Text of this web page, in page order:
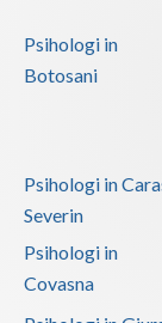
Psihologi in
Botosani
Psihologi in
Severin
Psihologi in
Covasna